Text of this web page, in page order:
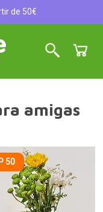
de 50€
amigas
50